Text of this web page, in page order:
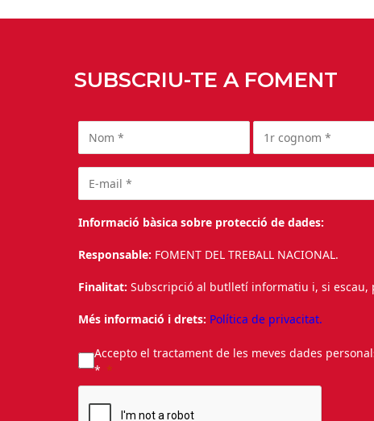
SUBSCRIU-TE A FOMENT
Informació bàsica sobre protecció de dades:
Responsable: FOMENT DEL TREBALL NACIONAL.
Finalitat: Subscripció al butlletí informatiu i, si escau,
Més informació i drets: Política de privacitat.
Accepto el tractament de les meves dades
*